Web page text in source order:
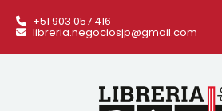
+51 903 057 416
libreria.negociosjp@gmail.com